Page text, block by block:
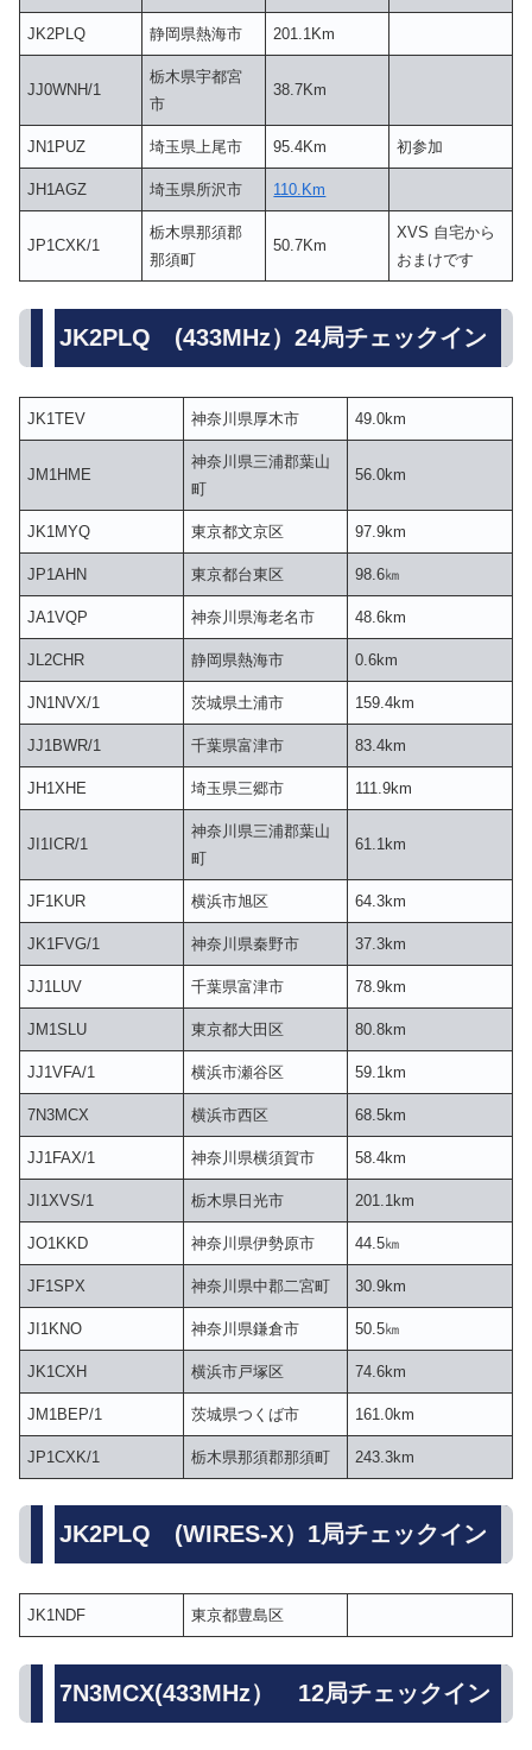
JK2PLQ 静岡県熱海市 201.1Km
JJ0WNH/1
栃木県宇都宮
市
38.7Km
JN1PUZ 埼玉県上尾市 95.4Km 初参加
JH1AGZ 埼玉県所沢市 110.Km
JP1CXK/1
栃木県那須郡
那須町
50.7Km
XVS 自宅から
おまけです
JK2PLQ (433MHz）24局チェックイン
JK1TEV 神奈川県厚木市 49.0km
JM1HME
神奈川県三浦郡葉山
町
56.0km
JK1MYQ 東京都文京区 97.9km
JP1AHN 東京都台東区 98.6㎞
JA1VQP 神奈川県海老名市 48.6km
JL2CHR 静岡県熱海市 0.6km
JN1NVX/1 茨城県土浦市 159.4km
JJ1BWR/1 千葉県富津市 83.4km
JH1XHE 埼玉県三郷市 111.9km
JI1ICR/1
神奈川県三浦郡葉山
町
61.1km
JF1KUR 横浜市旭区 64.3km
JK1FVG/1 神奈川県秦野市 37.3km
JJ1LUV 千葉県富津市 78.9km
JM1SLU 東京都大田区 80.8km
JJ1VFA/1 横浜市瀬谷区 59.1km
7N3MCX 横浜市西区 68.5km
JJ1FAX/1 神奈川県横須賀市 58.4km
JI1XVS/1 栃木県日光市 201.1km
JO1KKD 神奈川県伊勢原市 44.5㎞
JF1SPX 神奈川県中郡二宮町 30.9km
JI1KNO 神奈川県鎌倉市 50.5㎞
JK1CXH 横浜市戸塚区 74.6km
JM1BEP/1 茨城県つくば市 161.0km
JP1CXK/1 栃木県那須郡那須町 243.3km
JK2PLQ (WIRES-X）1局チェックイン
JK1NDF 東京都豊島区
7N3MCX(433MHz） 12局チェックイン